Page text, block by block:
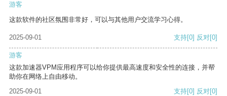
游客
这款软件的社区氛围非常好，可以与其他用户交流学习心得。
2025-09-01 支持[0] 反对[0]
游客
这款加速器VPM应用程序可以给你提供最高速度和安全性的连接，并帮
助你在网络上自由移动。
2025-09-01
支持[0] 反对[0]